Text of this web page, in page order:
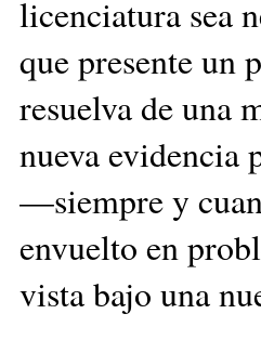
licenciatura sea
que presente
resuelva de una
nueva evidencia
—siempre y
envuelto en
vista bajo una